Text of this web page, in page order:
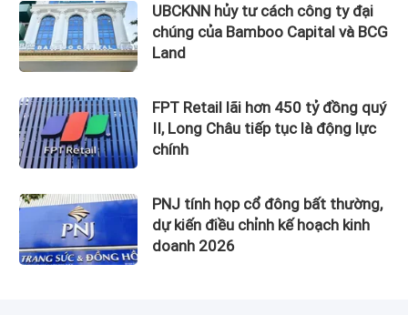
UBCKNN hủy tư cách công ty đại
chúng của Bamboo Capital và BCG
Land
FPT Retail lãi hơn 450 tỷ đồng quý
II, Long Châu tiếp tục là động lực
chính
PNJ tính họp cổ đông bất thường,
dự kiến điều chỉnh kế hoạch kinh
doanh 2026